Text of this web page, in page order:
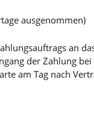
ausgenommen)
an
der Zahlung
am Tag nach